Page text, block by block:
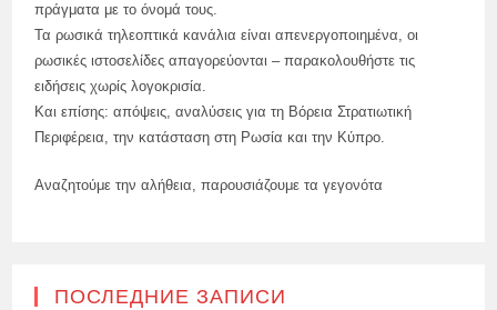
πράγματα με το όνομά τους.
Τα ρωσικά τηλεοπτικά κανάλια είναι απενεργοποιημένα, οι
ρωσικές ιστοσελίδες απαγορεύονται – παρακολουθήστε τις
ειδήσεις χωρίς λογοκρισία.
Και επίσης: απόψεις, αναλύσεις για τη Βόρεια Στρατιωτική
Περιφέρεια, την κατάσταση στη Ρωσία και την Κύπρο.
Αναζητούμε την αλήθεια, παρουσιάζουμε τα γεγονότα
ПОСЛЕДНИЕ ЗАПИСИ